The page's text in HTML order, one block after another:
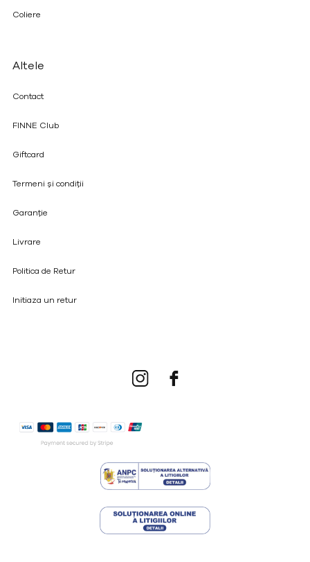
Coliere
Altele
Contact
FINNE Club
Giftcard
Termeni și condiții
Garanție
Livrare
Politica de Retur
Initiaza un retur